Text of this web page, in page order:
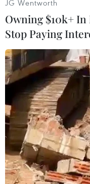
#Diệt virus #Internet
#Internet công cộng
Theo dõi VietnamPlus
JG Wentworth
Owning $10k+
Stop Paying